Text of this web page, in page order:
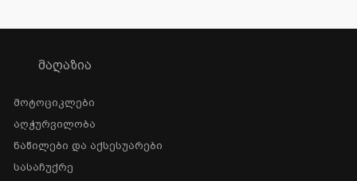
ᲛᲐᲦᲐᲖᲘᲐ
Მოტოციკლები
Აღჭურვილობა
Ნაწილები Და Აქსესუარები
Სასაჩუქრე